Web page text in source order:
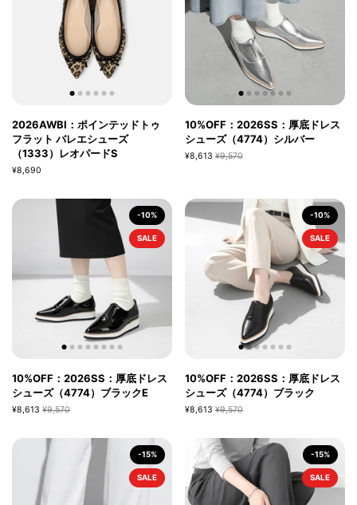
2026AWBI：ポインテッドトゥ
フラット バレエシューズ
（1333）レオパードS
¥8,690
10%OFF：2026SS：厚底ドレス
シューズ（4774）シルバー
¥8,613 ¥9,570
10%OFF：2026SS：厚底ドレス
シューズ（4774）ブラックE
¥8,613 ¥9,570
-10%
SALE
10%OFF：2026SS：厚底ドレス
シューズ（4774）ブラック
¥8,613 ¥9,570
-10%
SALE
-15%
SALE
-15%
SALE